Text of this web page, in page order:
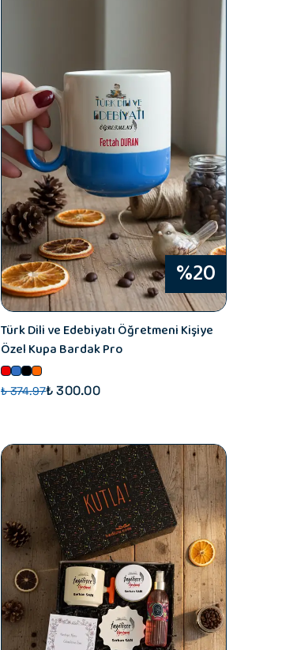
%20
Türk Dili ve Edebiyatı Öğretmeni Kişiye
Özel Kupa Bardak Pro
₺ 374.97₺ 300.00